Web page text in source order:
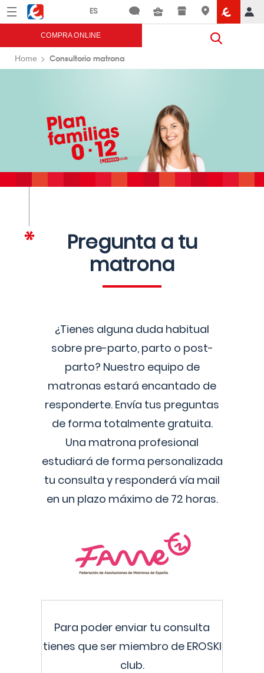
Menú Eroski
COMPRA ONLINE
Home Consultorio matrona
Pregunta a tu
matrona
¿Tienes alguna duda habitual
sobre pre-parto, parto o post-
parto? Nuestro equipo de
matronas estará encantado de
responderte. Envía tus preguntas
de forma totalmente gratuita.
Una matrona profesional
estudiará de forma personalizada
tu consulta y responderá vía mail
en un plazo máximo de 72 horas.
Para poder enviar tu consulta
tienes que ser miembro de EROSKI
club.